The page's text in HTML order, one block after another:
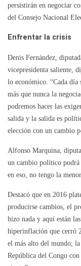
persistirán en negociar
del Consejo Nacional
Enfrentar la crisis
Denis Fernández,
vicepresidenta saliente,
lo económico. “Cada día
más que nunca la
podremos hacer las
salida y la salida es
elección con un cambio
Alfonso Marquina,
un cambio político podrá
en eso, no tengo la
Destacó que en 2016
producirse cambios, el
hizo nada y aquí están
hiperinflación que cerró
el más alto del mundo;
República del Congo